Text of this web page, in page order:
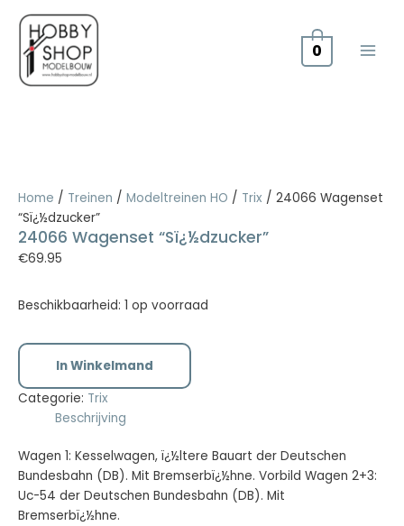
naar
inhoud
0
Home / Treinen / Modeltreinen HO / Trix / 24066 Wagenset
“Sï¿½dzucker”
24066 Wagenset “Sï¿½dzucker”
€69.95
Beschikbaarheid: 1 op voorraad
"Sï¿½dzucker"
aantal
In Winkelmand
Categorie: Trix
Beschrijving
Wagen 1: Kesselwagen, ï¿½ltere Bauart der Deutschen
Bundesbahn (DB). Mit Bremserbï¿½hne. Vorbild Wagen 2+3:
Uc-54 der Deutschen Bundesbahn (DB). Mit
Bremserbï¿½hne.